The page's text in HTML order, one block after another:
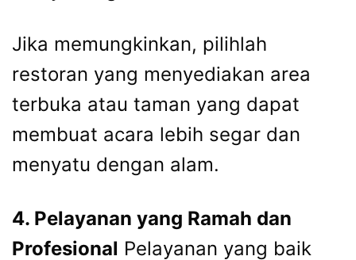
Jika memungkinkan, pilihlah
restoran yang menyediakan area
terbuka atau taman yang dapat
membuat acara lebih segar dan
menyatu dengan alam.
4. Pelayanan yang Ramah dan
Profesional Pelayanan yang baik